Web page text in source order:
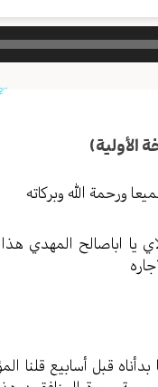
ورحمة الله وبركاته
يا اباصالح
قبل أسابيع قلنا